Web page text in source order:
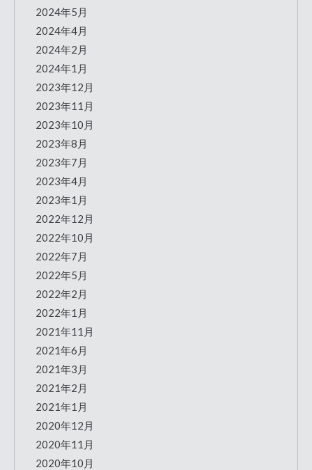
2024年5月
2024年4月
2024年2月
2024年1月
2023年12月
2023年11月
2023年10月
2023年8月
2023年7月
2023年4月
2023年1月
2022年12月
2022年10月
2022年7月
2022年5月
2022年2月
2022年1月
2021年11月
2021年6月
2021年3月
2021年2月
2021年1月
2020年12月
2020年11月
2020年10月